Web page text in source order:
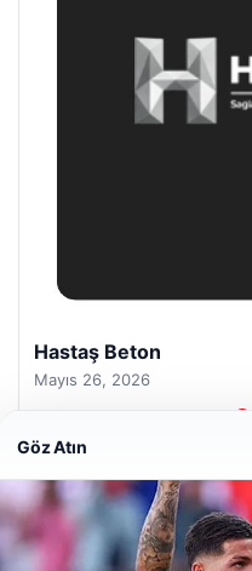
Enes Kaplan Avukatlık
Nisan 28, 2026
Göz Atın